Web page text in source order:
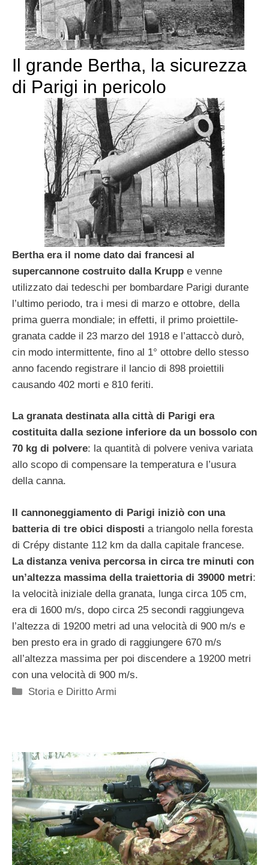
Il grande Bertha, la sicurezza
di Parigi in pericolo
Bertha era il nome dato dai francesi al
supercannone costruito dalla Krupp e venne
utilizzato dai tedeschi per bombardare Parigi durante
l’ultimo periodo, tra i mesi di marzo e ottobre, della
prima guerra mondiale; in effetti, il primo proiettile-
granata cadde il 23 marzo del 1918 e l’attaccò durò,
cin modo intermittente, fino al 1° ottobre dello stesso
anno facendo registrare il lancio di 898 proiettili
causando 402 morti e 810 feriti.
La granata destinata alla città di Parigi era
costituita dalla sezione inferiore da un bossolo con
70 kg di polvere: la quantità di polvere veniva variata
allo scopo di compensare la temperatura e l’usura
della canna.
Il cannoneggiamento di Parigi iniziò con una
batteria di tre obici disposti a triangolo nella foresta
di Crépy distante 112 km da dalla capitale francese.
La distanza veniva percorsa in circa tre minuti con
un’altezza massima della traiettoria di 39000 metri:
la velocità iniziale della granata, lunga circa 105 cm,
era di 1600 m/s, dopo circa 25 secondi raggiungeva
l’altezza di 19200 metri ad una velocità di 900 m/s e
ben presto era in grado di raggiungere 670 m/s
all’altezza massima per poi discendere a 19200 metri
con una velocità di 900 m/s.
Categorie
Storia e Diritto Armi